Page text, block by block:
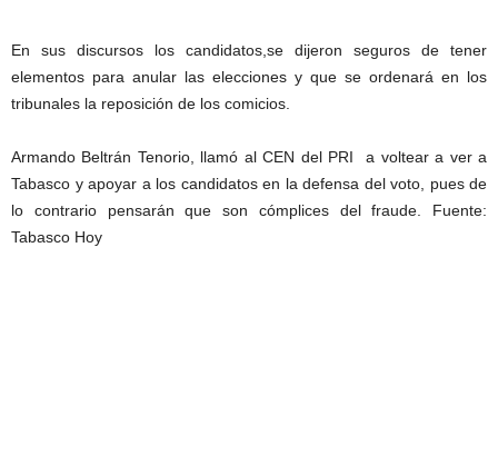
En sus discursos los candidatos,se dijeron seguros de tener
elementos para anular las elecciones y que se ordenará en los
tribunales la reposición de los comicios.
Armando Beltrán Tenorio, llamó al CEN del PRI a voltear a ver a
Tabasco y apoyar a los candidatos en la defensa del voto, pues de
lo contrario pensarán que son cómplices del fraude. Fuente:
Tabasco Hoy